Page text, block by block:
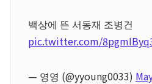
백상에 뜬 서동재 조병건
pic.twitter.com/
— 영영 (@yyoung0033)